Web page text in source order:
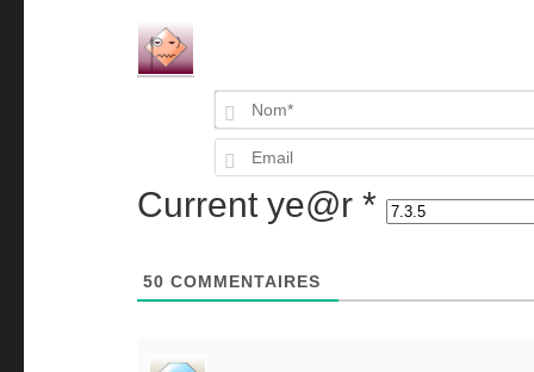
Current ye@r *
50 COMMENTAIRES